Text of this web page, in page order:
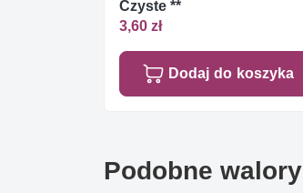
Czyste **
3,60 zł
Dodaj do koszyka
Podobne walory